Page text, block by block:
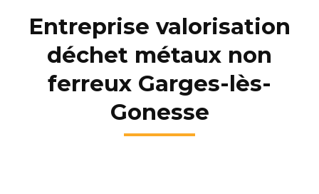
Entreprise valorisation
déchet métaux non
ferreux Garges-lès-
Gonesse